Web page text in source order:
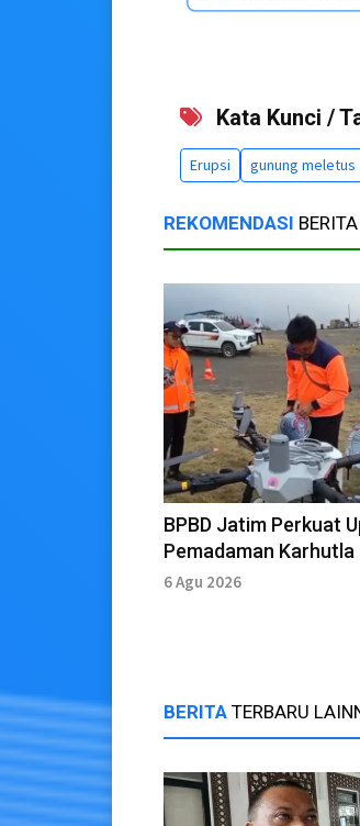
Kata Kunci /
Erupsi gunung meletus
REKOMENDASI BERITA
BPBD Jatim Perkuat
Pemadaman Karhutla
Kawasan Gunung
6 Agu 2026
BERITA TERBARU